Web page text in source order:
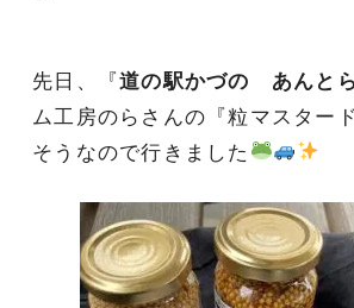
先日、『道の駅かづの あんと
ム工房のらさんの『粒マスター
そうなので行きました